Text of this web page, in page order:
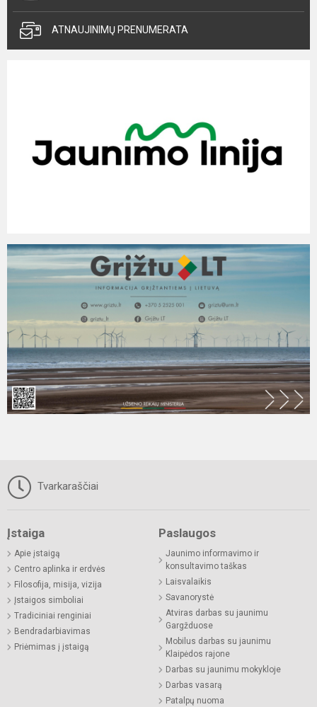
ATNAUJINIMŲ PRENUMERATA
Tvarkaraščiai
Įstaiga
Apie įstaigą
Centro aplinka ir erdvės
Filosofija, misija, vizija
Įstaigos simboliai
Tradiciniai renginiai
Bendradarbiavimas
Priėmimas į įstaigą
Paslaugos
Jaunimo informavimo ir
konsultavimo taškas
Laisvalaikis
Savanorystė
Atviras darbas su jaunimu
Gargžduose
Mobilus darbas su jaunimu
Klaipėdos rajone
Darbas su jaunimu mokykloje
Darbas vasarą
Patalpų nuoma